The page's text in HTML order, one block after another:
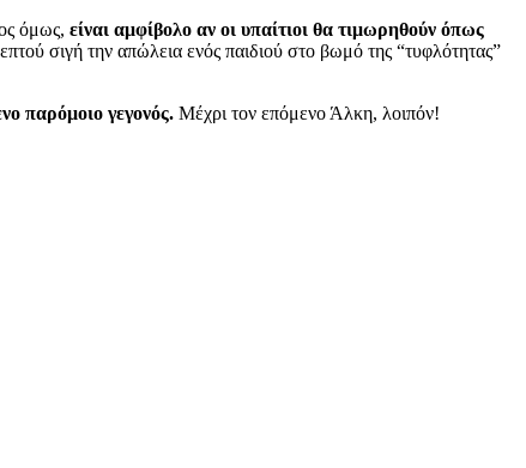
όμως, είναι αμφίβολο αν οι υπαίτιοι θα τιμωρηθούν όπως
σιγή την απώλεια ενός παιδιού στο βωμό της “τυφλότητας”
παρόμοιο γεγονός. Μέχρι τον επόμενο Άλκη, λοιπόν!